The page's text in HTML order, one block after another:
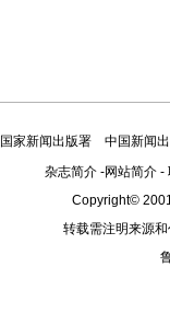
国家新闻出版署
中国新闻
杂志简介-网站简介-
Copyright©
转载需注明来源